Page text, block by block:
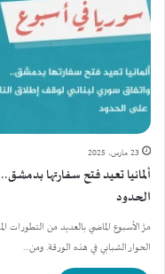
23 مارس، 2025
ألمانيا تعيد فتح سفارتها
الحدود
مرَّ الأسبوع الماضي بالعديد من التطورات
الحوار الشبابي في هذه الورقة. ومن…